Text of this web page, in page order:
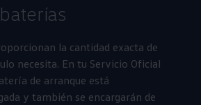
la cantidad exacta de
necesita. En tu Servicio Oficial
de arranque está
y también se encargarán de